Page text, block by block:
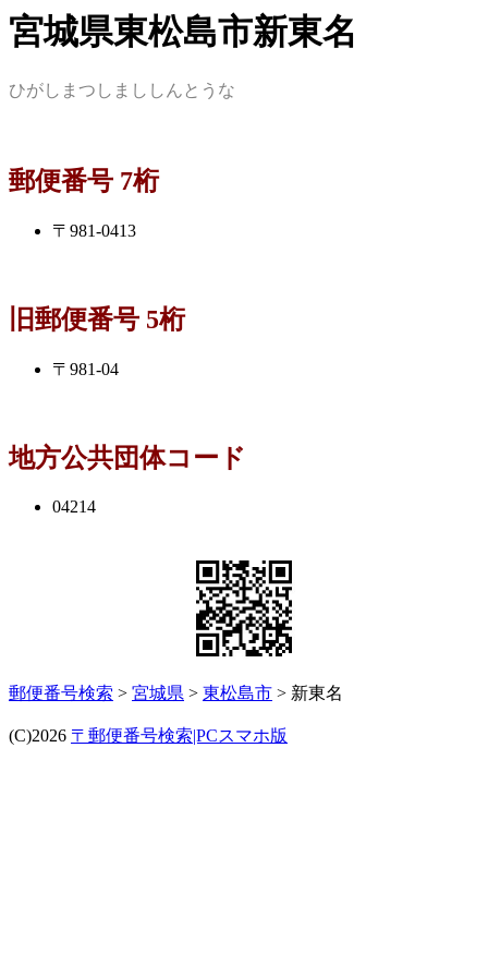
宮城県東松島市新東名
ひがしまつしまししんとうな
郵便番号 7桁
〒981-0413
旧郵便番号 5桁
〒981-04
地方公共団体コード
04214
郵便番号検索 > 宮城県 > 東松島市 > 新東名
(C)2026 〒郵便番号検索|PCスマホ版